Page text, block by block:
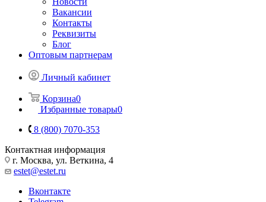
Вакансии
Контакты
Реквизиты
Блог
Оптовым партнерам
Личный кабинет
Корзина0
Избранные товары0
8 (800) 7070-353
Контактная информация
г. Москва, ул. Веткина, 4
estet@estet.ru
Вконтакте